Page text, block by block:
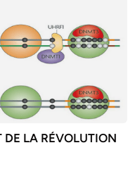
DE LA RÉVOLUTION